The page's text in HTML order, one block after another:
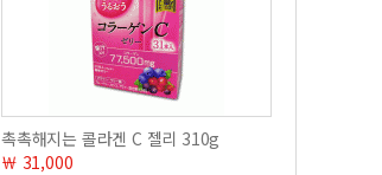
촉촉해지는 콜라겐 C 젤리 310g
￦ 31,000